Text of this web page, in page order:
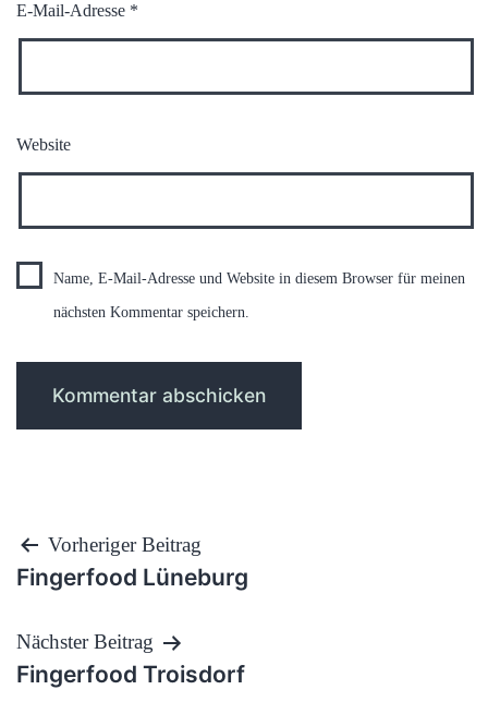
E-Mail-Adresse *
Website
Name, E-Mail-Adresse und Website in diesem Browser für meinen
nächsten Kommentar speichern.
Beitragsnavigation
Vorheriger Beitrag
Fingerfood Lüneburg
Nächster Beitrag
Fingerfood Troisdorf